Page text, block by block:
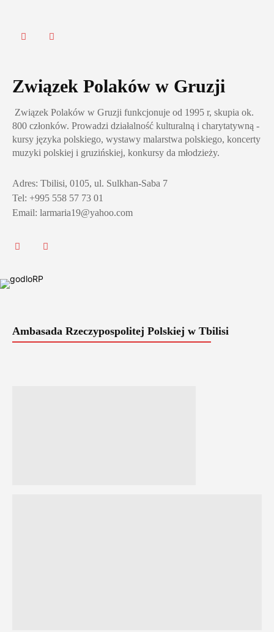
Związek Polaków w Gruzji
Związek Polaków w Gruzji funkcjonuje od 1995 r, skupia ok.
800 członków. Prowadzi działalność kulturalną i charytatywną -
kursy języka polskiego, wystawy malarstwa polskiego, koncerty
muzyki polskiej i gruzińskiej, konkursy da młodzieży.
Adres: Tbilisi, 0105, ul. Sulkhan-Saba 7
Tel: +995 558 57 73 01
Email: larmaria19@yahoo.com
Ambasada Rzeczypospolitej Polskiej w Tbilisi